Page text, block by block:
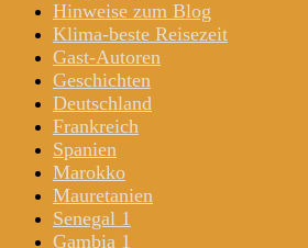
Hinweise zum Blog
Klima-beste Reisezeit
Gast-Autoren
Geschichten
Deutschland
Frankreich
Spanien
Marokko
Mauretanien
Senegal 1
Gambia 1